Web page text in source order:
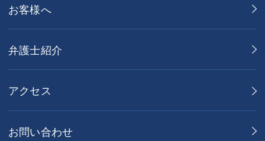
お客様へ
弁護士紹介
アクセス
お問い合わせ